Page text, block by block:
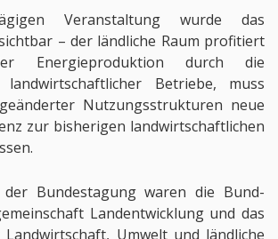
Veranstaltung wurde das
– der ländliche Raum profitiert
Energieproduktion durch die
landwirtschaftlicher Betriebe, muss
Nutzungsstrukturen neue
zur bisherigen landwirtschaftlichen
Bundestagung waren die Bund-
Landentwicklung und das
Umwelt und ländliche